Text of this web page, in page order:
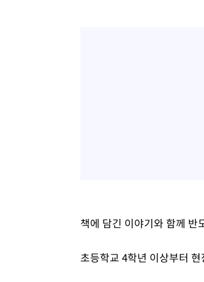
책에 담긴 이야기와 함께 반
초등학교 4학년 이상부터